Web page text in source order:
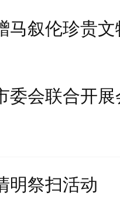
马叙伦珍贵文
委会联合开
明祭扫活动